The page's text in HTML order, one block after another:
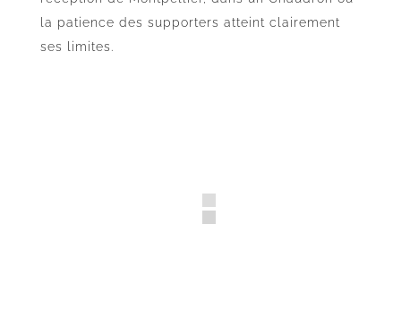
la patience des supporters atteint clairement
ses limites.